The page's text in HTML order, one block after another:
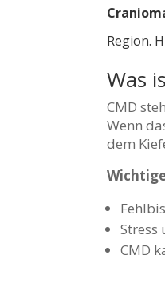
Region.
Was
CMD
Wenn
dem
Stress
CMD